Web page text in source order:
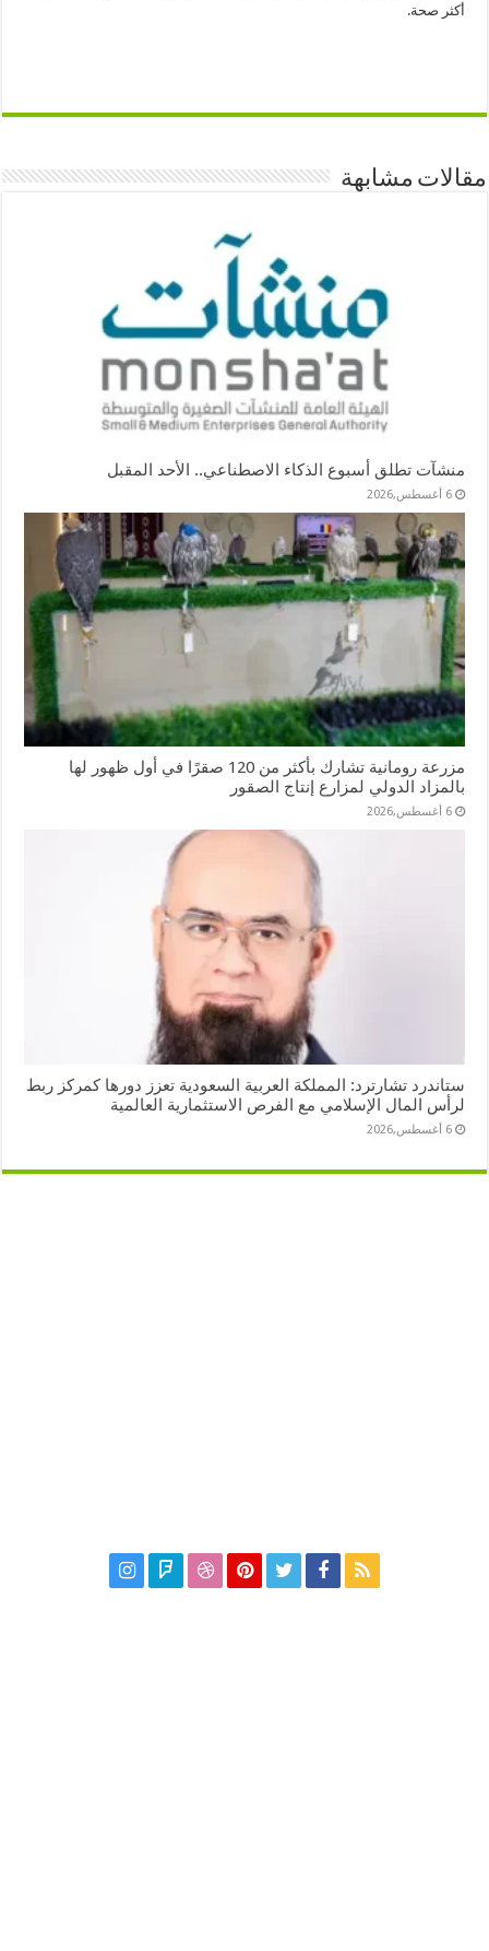
أكثر صحة.
مقالات مشابهة
منشآت تطلق أسبوع الذكاء الاصطناعي.. الأحد المقبل
6 أغسطس,2026
مزرعة رومانية تشارك بأكثر من 120 صقرًا في أول ظهور لها
بالمزاد الدولي لمزارع إنتاج الصقور
6 أغسطس,2026
ستاندرد تشارترد: المملكة العربية السعودية تعزز دورها كمركز ربط
لرأس المال الإسلامي مع الفرص الاستثمارية العالمية
6 أغسطس,2026